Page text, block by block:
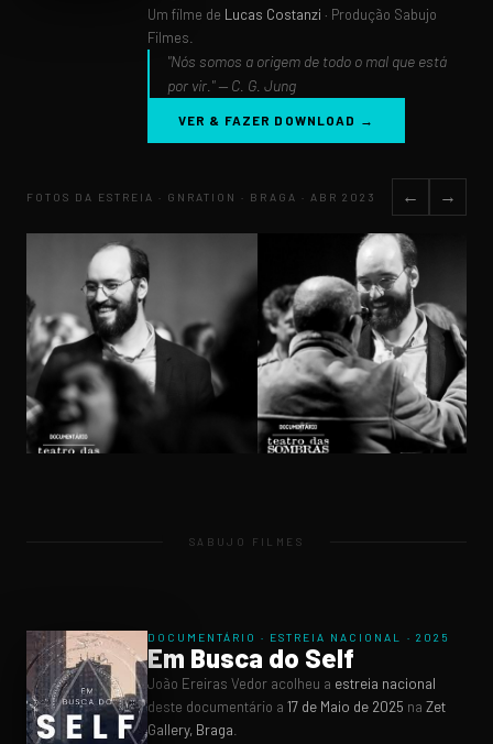
Um filme de Lucas Costanzi · Produção Sabujo
Filmes.
"Nós somos a origem de todo o mal que está
por vir." — C. G. Jung
VER & FAZER DOWNLOAD →
FOTOS DA ESTREIA · GNRATION · BRAGA · ABR 2023 ← →
DOCUMENTÁRIO · ESTREIA NACIONAL · 2025
Em Busca do Self
João Ereiras Vedor acolheu a estreia nacional
deste documentário a 17 de Maio de 2025 na Zet
Gallery, Braga